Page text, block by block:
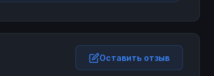
Оставить отзыв